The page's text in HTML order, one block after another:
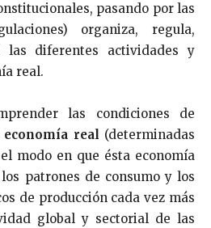
pasando por las
organiza, regula,
las diferentes actividades y
real.
las condiciones de
economía real (determinadas
modo en que ésta economía
patrones de consumo y los
de producción cada vez más
global y sectorial de las